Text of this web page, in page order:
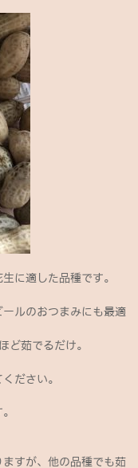
に適した品種です。
ルのおつまみにも最適
ど茹でるだけ。
ださい。
すが、他の品種でも茹